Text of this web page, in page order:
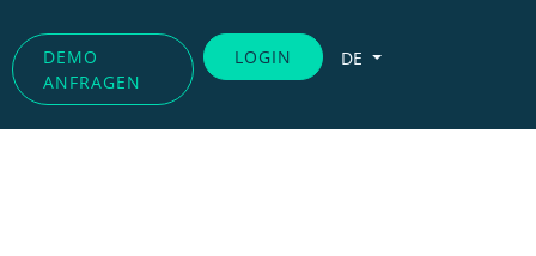
DEMO
ANFRAGEN
LOGIN DE